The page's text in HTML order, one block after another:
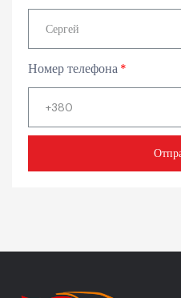
Номер телефона